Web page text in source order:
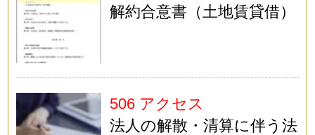
解約合意書（土地賃貸借）
506 アクセス
法人の解散・清算に伴う法